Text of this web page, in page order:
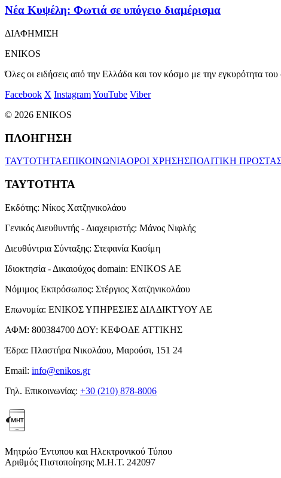
Νέα Κυψέλη: Φωτιά σε υπόγειο διαμέρισμα
ΔΙΑΦΗΜΙΣΗ
ENIKOS
Όλες οι ειδήσεις από την Ελλάδα και τον κόσμο με την εγκυρότητα
Facebook X InstagramYouTube Viber
© 2026 ENIKOS
ΠΛΟΗΓΗΣΗ
ΤΑΥΤΟΤΗΤΑΕΠΙΚΟΙΝΩΝΙΑΟΡΟΙ ΧΡΗΣΗΣΠΟΛΙΤΙΚΗ
ΤΑΥΤΟΤΗΤΑ
Εκδότης: Νίκος Χατζηνικολάου
Γενικός Διευθυντής - Διαχειριστής: Μάνος Νιφλής
Διευθύντρια Σύνταξης: Στεφανία Κασίμη
Ιδιοκτησία - Δικαιούχος domain: ENIKOS AE
Νόμιμος Εκπρόσωπος: Στέργιος Χατζηνικολάου
Επωνυμία: ΕΝΙΚΟΣ ΥΠΗΡΕΣΙΕΣ ΔΙΑΔΙΚΤΥΟΥ ΑΕ
ΑΦΜ: 800384700 ΔΟΥ: ΚΕΦΟΔΕ ΑΤΤΙΚΗΣ
Έδρα: Πλαστήρα Νικολάου, Μαρούσι, 151 24
Email: info@enikos.gr
Τηλ. Επικοινωνίας: +30 (210) 878-8006
Μητρώο Έντυπου και Ηλεκτρονικού Τύπου
Αριθμός Πιστοποίησης Μ.Η.Τ. 242097